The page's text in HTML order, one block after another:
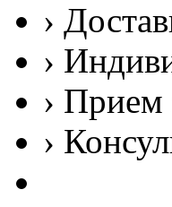
›
›
› Прием
›